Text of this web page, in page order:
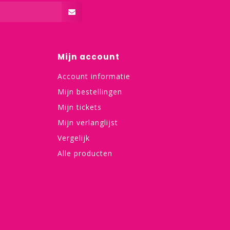
Mijn account
Account informatie
Mijn bestellingen
Mijn tickets
Mijn verlanglijst
Vergelijk
Alle producten